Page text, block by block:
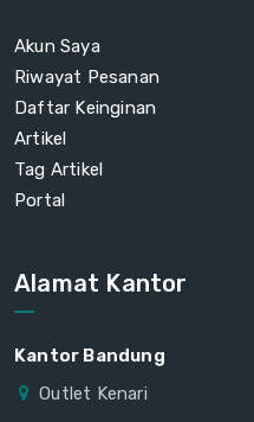
Akun Saya
Riwayat Pesanan
Daftar Keinginan
Artikel
Tag Artikel
Portal
Alamat Kantor
Kantor Bandung
Outlet Kenari